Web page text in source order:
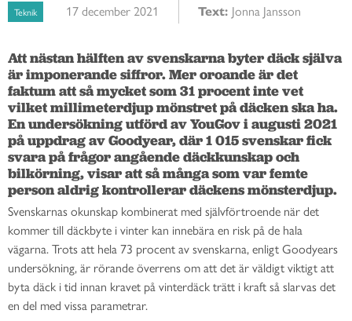
Teknik 17 december 2021 Text: Jonna Jansson
Att nästan hälften av svenskarna byter däck själva
är imponerande siffror. Mer oroande är det
faktum att så mycket som 31 procent inte vet
vilket millimeterdjup mönstret på däcken ska ha.
En undersökning utförd av YouGov i augusti 2021
på uppdrag av Goodyear, där 1 015 svenskar fick
svara på frågor angående däckkunskap och
bilkörning, visar att så många som var femte
person aldrig kontrollerar däckens mönsterdjup.
Svenskarnas okunskap kombinerat med självförtroende när det
kommer till däckbyte i vinter kan innebära en risk på de hala
vägarna. Trots att hela 73 procent av svenskarna, enligt Goodyears
undersökning, är rörande överrens om att det är väldigt viktigt att
byta däck i tid innan kravet på vinterdäck trätt i kraft så slarvas det
en del med vissa parametrar.